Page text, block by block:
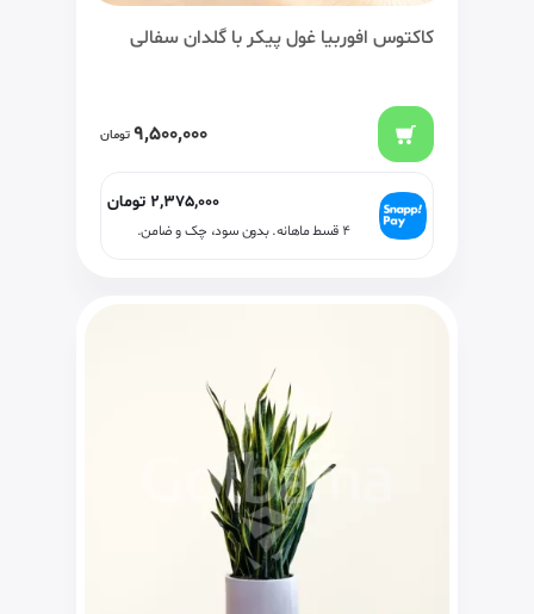
کاکتوس افوربیا غول پیکر با گلدان سفالی
9,500,000 تومان
2,375,000 تومان
۴ قسط ماهانه. بدون سود، چک و ضامن.